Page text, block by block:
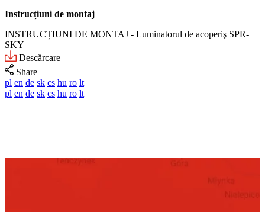
Instrucțiuni de montaj
INSTRUCȚIUNI DE MONTAJ - Luminatorul de acoperiş SPR-
SKY
Descărcare
Share
pl en de sk cs hu ro lt
pl en de sk cs hu ro lt